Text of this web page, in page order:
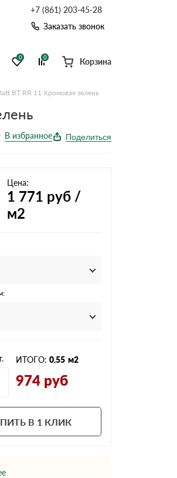
+7 (861) 203-45-28
Заказать звонок
Рулонная кровля
0 0 Корзина
BT RR 11 Хромовая зелень
Поделиться
Цена:
1 771 руб /
м2
ИТОГО: 0.55 м2
974 руб
В 1 КЛИК